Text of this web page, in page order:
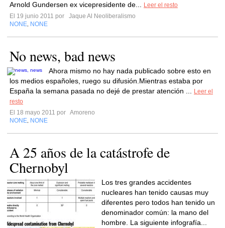
Arnold Gundersen ex vicepresidente de...
Leer el resto
El 19 junio 2011 por
Jaque Al Neoliberalismo
NONE NONE
No news, bad news
Ahora mismo no hay nada publicado sobre esto en
los medios españoles, ruego su difusión.Mientras estaba por
España la semana pasada no dejé de prestar atención ...
Leer el
resto
El 18 mayo 2011 por Amoreno
NONE NONE
A 25 años de la catástrofe de
Chernobyl
Los tres grandes accidentes
nucleares han tenido causas muy
diferentes pero todos han tenido un
denominador común: la mano del
hombre. La siguiente infografía...